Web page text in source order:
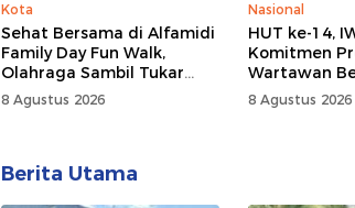
Kota
Sehat Bersama di Alfamidi
Family Day Fun Walk,
Olahraga Sambil Tukar
Sampah Demi Jaga Bumi
8 Agustus 2026
Nasional
HUT ke-14,
Komitmen
Wartawan
Bagi
8 Agustus 2026
Berita Utama